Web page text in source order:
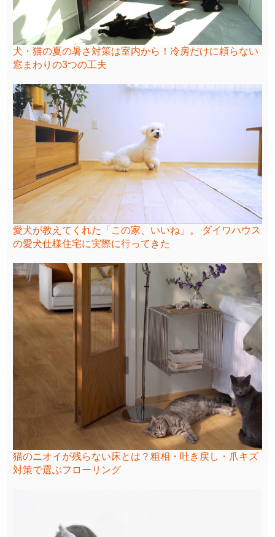
犬・猫の夏の暑さ対策は室内から！冷房だけに頼らない
窓まわりの3つの工夫
愛犬が教えてくれた「この家、いいね」。 ダイワハウス
の愛犬仕様住宅に実際に行ってきた
猫のニオイが残らない床とは？粗相・吐き戻し・爪キズ
対策で選ぶフローリング